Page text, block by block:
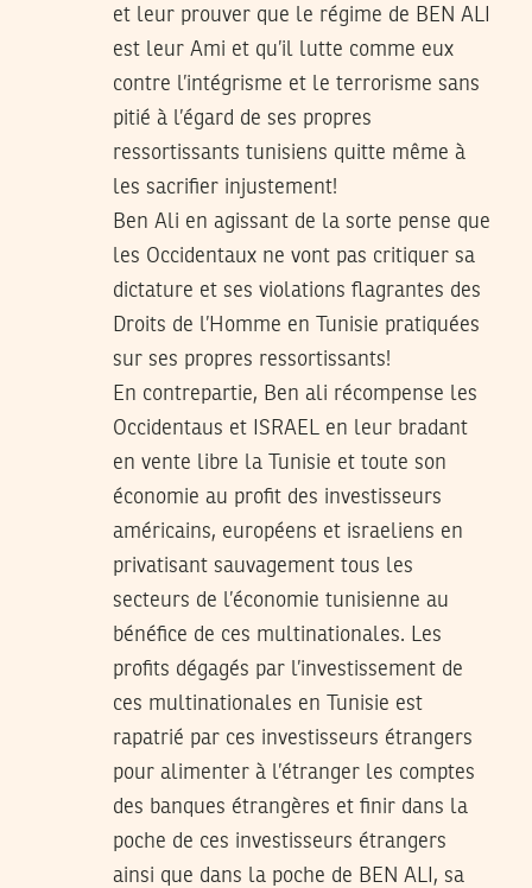
et leur prouver que le régime de BEN ALI
est leur Ami et qu’il lutte comme eux
contre l’intégrisme et le terrorisme sans
pitié à l’égard de ses propres
ressortissants tunisiens quitte même à
les sacrifier injustement!
Ben Ali en agissant de la sorte pense que
les Occidentaux ne vont pas critiquer sa
dictature et ses violations flagrantes des
Droits de l’Homme en Tunisie pratiquées
sur ses propres ressortissants!
En contrepartie, Ben ali récompense les
Occidentaus et ISRAEL en leur bradant
en vente libre la Tunisie et toute son
économie au profit des investisseurs
américains, européens et israeliens en
privatisant sauvagement tous les
secteurs de l’économie tunisienne au
bénéfice de ces multinationales. Les
profits dégagés par l’investissement de
ces multinationales en Tunisie est
rapatrié par ces investisseurs étrangers
pour alimenter à l’étranger les comptes
des banques étrangères et finir dans la
poche de ces investisseurs étrangers
ainsi que dans la poche de BEN ALI, sa